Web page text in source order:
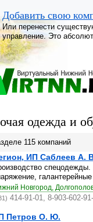
Добавить свою
Или перенести
управление. Это
одежда и
115 компаний
ИП Саблеев А.
Новгород,
414-91-01, 8-903-602-
Петров О. Ю.